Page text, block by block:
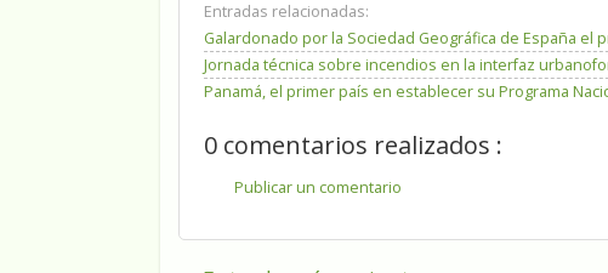
Entradas relacionadas:
Galardonado por la Sociedad Geográfica de España el
Jornada técnica sobre incendios en la interfaz
Panamá, el primer país en establecer su Programa
0 comentarios realizados :
Publicar un comentario